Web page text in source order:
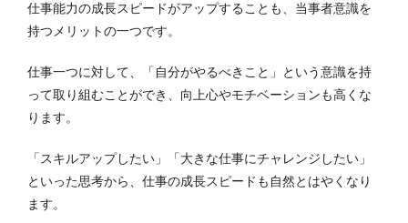
仕事能力の成長スピードがアップすることも、当事者意識を
持つメリットの一つです。
仕事一つに対して、「自分がやるべきこと」という意識を持
って取り組むことができ、向上心やモチベーションも高くな
ります。
「スキルアップしたい」「大きな仕事にチャレンジしたい」
といった思考から、仕事の成長スピードも自然とはやくなり
ます。